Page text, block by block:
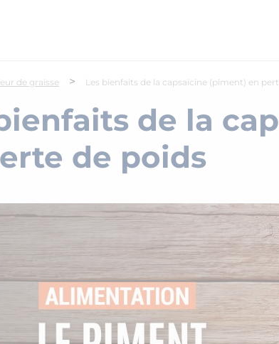
de graisse > Les bienfaits de la capsaïcine (piment) en
de la
de poids